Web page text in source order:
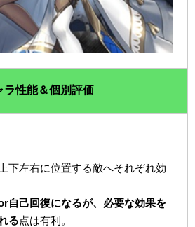
ラ性能＆個別評価
下左右に位置する敵へそれぞれ効
自己回復になるが、必要な効果を
る点は有利。